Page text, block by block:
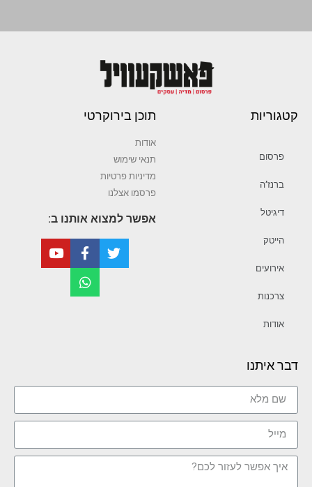
קטגוריות
פרסום
ברנז’ה
דיגיטל
הייטק
אירועים
צרכנות
אודות
תוכן בירוקרטי
אודות
תנאי שימוש
מדיניות פרטיות
פרסמו אצלנו
אפשר למצוא אותנו ב:
דבר איתנו